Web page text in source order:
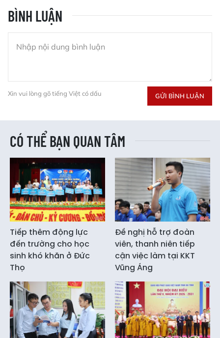
BÌNH LUẬN
Xin vui lòng gõ tiếng Việt có dấu GỬI BÌNH LUẬN
CÓ THỂ BẠN QUAN TÂM
Tiếp thêm động lực
đến trường cho học
sinh khó khăn ở Đức
Thọ
Đề nghị hỗ trợ đoàn
viên, thanh niên tiếp
cận việc làm tại KKT
Vũng Áng